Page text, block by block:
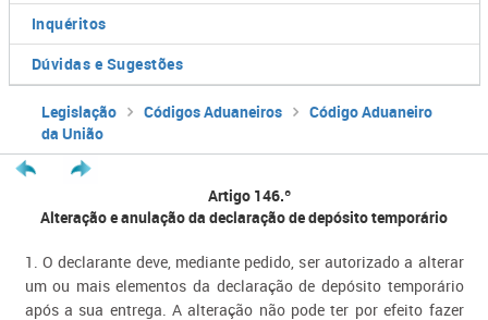
Inquéritos
Dúvidas e Sugestões
Legislação Códigos Aduaneiros
Código Aduaneiro
da União
Artigo 146.º
Alteração e anulação da declaração de depósito temporário
1. O declarante deve, mediante pedido, ser autorizado a alterar
um ou mais elementos da declaração de depósito temporário
após a sua entrega. A alteração não pode ter por efeito fazer